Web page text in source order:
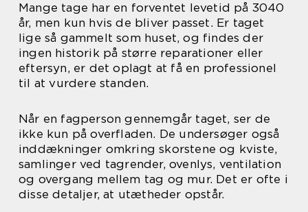
Mange tage har en forventet levetid på 3040
år, men kun hvis de bliver passet. Er taget
lige så gammelt som huset, og findes der
ingen historik på større reparationer eller
eftersyn, er det oplagt at få en professionel
til at vurdere standen.
Når en fagperson gennemgår taget, ser de
ikke kun på overfladen. De undersøger også
inddækninger omkring skorstene og kviste,
samlinger ved tagrender, ovenlys, ventilation
og overgang mellem tag og mur. Det er ofte i
disse detaljer, at utætheder opstår.